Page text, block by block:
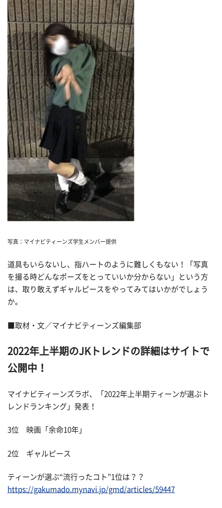
写真：マイナビティーンズ学生メンバー提供
道具もいらないし、指ハートのように難しくもない！「写真
を撮る時どんなポーズをとっていいか分からない」という方
は、取り敢えずギャルピースをやってみてはいかがでしょう
か。
■取材・文／マイナビティーンズ編集部
2022年上半期のJKトレンドの詳細はサイトで
公開中！
マイナビティーンズラボ、「2022年上半期ティーンが選ぶト
レンドランキング」発表！
3位 映画「余命10年」
2位 ギャルピース
ティーンが選ぶ“流行ったコト”1位は？？
https://gakumado.mynavi.jp/gmd/articles/59447